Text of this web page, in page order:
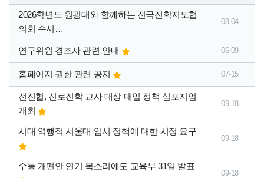
2026학년도 원광대와 함께하는 전국진학지도협
의회 수시…
08-04
연구위원 경조사 관련 안내 06-09
홈페이지 권한 관련 공지 07-15
전진협, 진로진학 교사 대상 대입 정책 심포지엄
개최
09-18
시대 역행적 서울대 입시 정책에 대한 시정 요구
09-18
수능 개편안 연기 목소리에도 교육부 31일 발표
09-18